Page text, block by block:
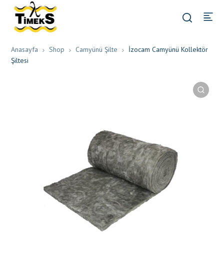
Anasayfa Shop Camyünü Şilte
İzocam Camyünü Kollektör
Şiltesi